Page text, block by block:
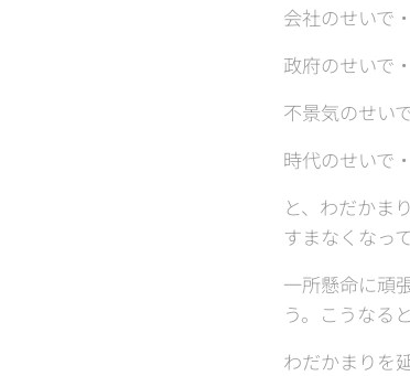
会社のせいで
政府のせいで
不景気のせい
時代のせいで
と、わだかま
すまなくなっ
一所懸命に頑
う。こうなる
わだかまりを